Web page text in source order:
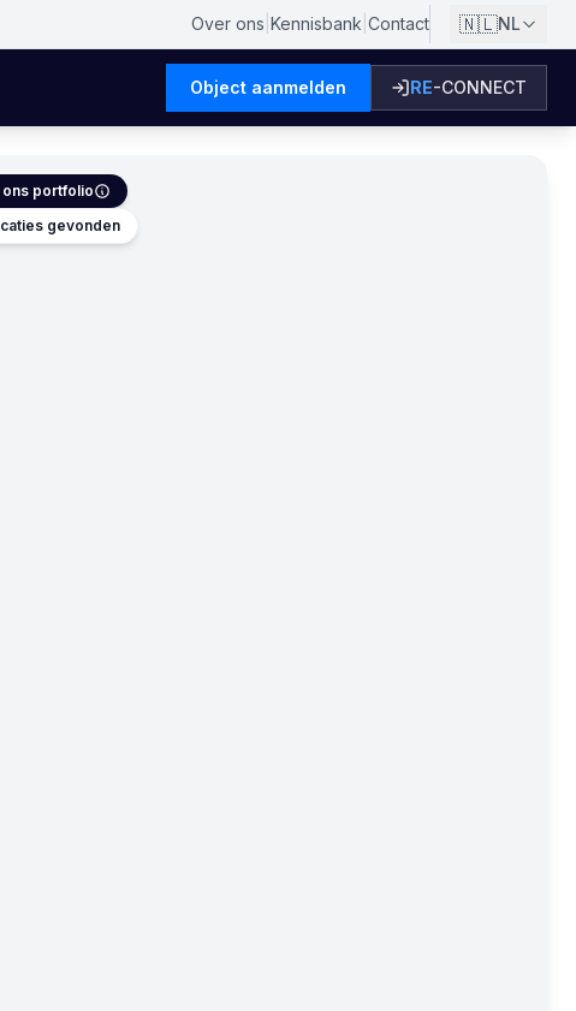
Over ons Kennisbank Contact 🇳🇱NL
Object aanmelden RE-CONNECT
ons portfolio
gevonden